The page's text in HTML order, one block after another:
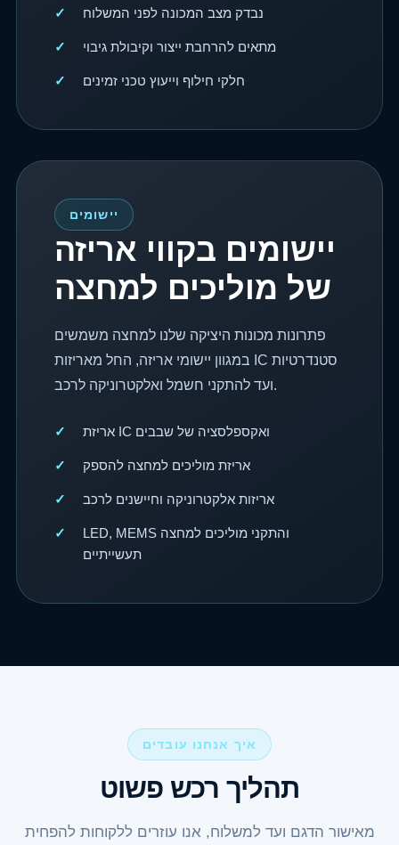
נבדק מצב המכונה לפני המשלוח
מתאים להרחבת ייצור וקיבולת גיבוי
חלקי חילוף וייעוץ טכני זמינים
יישומים
יישומים בקווי אריזה
של מוליכים למחצה
פתרונות מכונות היציקה שלנו למחצה משמשים
במגוון יישומי אריזה, החל מאריזות IC סטנדרטיות
ועד להתקני חשמל ואלקטרוניקה לרכב.
אריזת IC ואקספלסציה של שבבים
אריזת מוליכים למחצה להספק
אריזות אלקטרוניקה וחיישנים לרכב
LED, MEMS והתקני מוליכים למחצה
תעשייתיים
איך אנחנו עובדים
תהליך רכש פשוט
מאישור הדגם ועד למשלוח, אנו עוזרים ללקוחות להפחית